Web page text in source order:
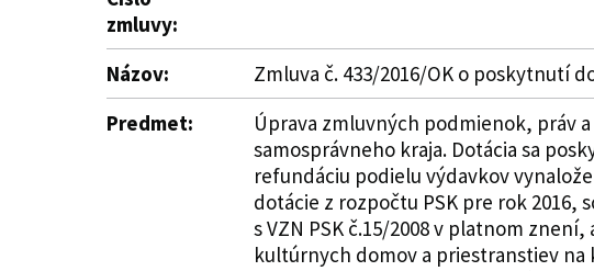
zmluvy:
Názov:
Zmluva č. 433/2016/OK o poskytnutí
Predmet:
Úprava zmluvných podmienok, práv
samosprávneho kraja. Dotácia sa
refundáciu podielu výdavkov
dotácie z rozpočtu PSK pre rok 2016,
s VZN PSK č.15/2008 v platnom
kultúrnych domov a priestranstiev